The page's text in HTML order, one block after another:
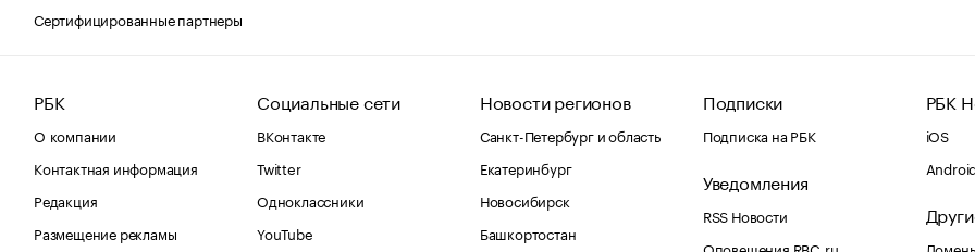
Сертифицированные партнеры
РБК
О компании
Контактная информация
Редакция
Размещение рекламы
Социальные сети
ВКонтакте
Twitter
Одноклассники
YouTube
Новости регионов
Санкт-Петербург и область
Екатеринбург
Новосибирск
Башкортостан
Подписки
Подписка на РБК
Уведомления
RSS Новости
Оповещения RBC.ru
РБК
iOS